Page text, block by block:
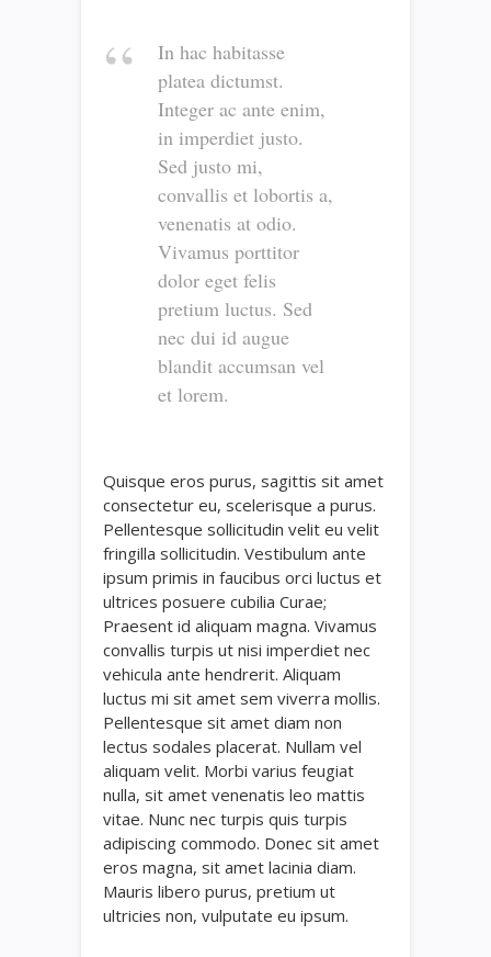
In hac habitasse
platea dictumst.
Integer ac ante enim,
in imperdiet justo.
Sed justo mi,
convallis et lobortis a,
venenatis at odio.
Vivamus porttitor
dolor eget felis
pretium luctus. Sed
nec dui id augue
blandit accumsan vel
et lorem.
Quisque eros purus, sagittis sit amet
consectetur eu, scelerisque a purus.
Pellentesque sollicitudin velit eu velit
fringilla sollicitudin. Vestibulum ante
ipsum primis in faucibus orci luctus et
ultrices posuere cubilia Curae;
Praesent id aliquam magna. Vivamus
convallis turpis ut nisi imperdiet nec
vehicula ante hendrerit. Aliquam
luctus mi sit amet sem viverra mollis.
Pellentesque sit amet diam non
lectus sodales placerat. Nullam vel
aliquam velit. Morbi varius feugiat
nulla, sit amet venenatis leo mattis
vitae. Nunc nec turpis quis turpis
adipiscing commodo. Donec sit amet
eros magna, sit amet lacinia diam.
Mauris libero purus, pretium ut
ultricies non, vulputate eu ipsum.